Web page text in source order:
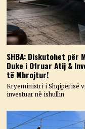
SHBA: Diskutohet për
Duke i Ofruar Atij &
të Mbrojtur!
Kryeministri i Shqipërisë
investuar në ishullin